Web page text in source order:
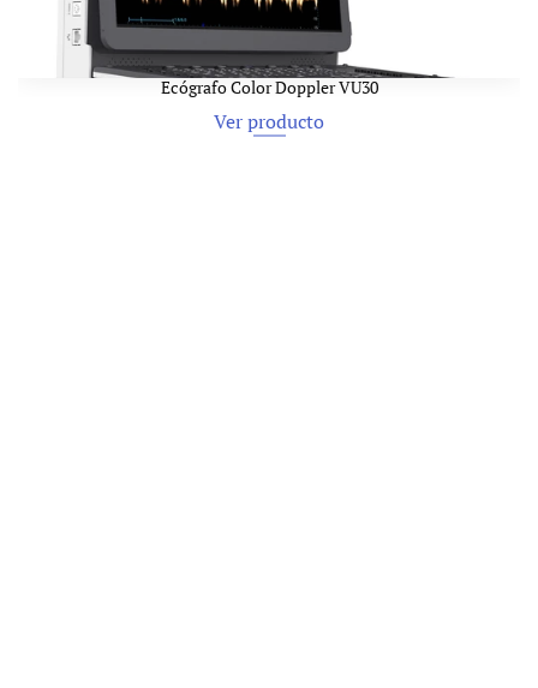
Ecógrafo Color Doppler VU30
Ver producto